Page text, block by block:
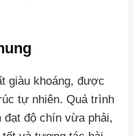
giàu khoáng, được
tự nhiên. Quá trình
độ chín vừa phải,